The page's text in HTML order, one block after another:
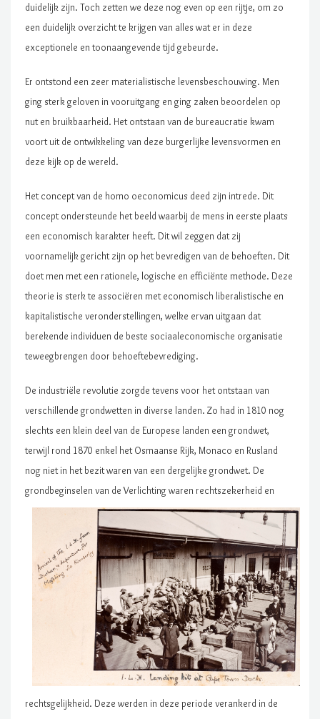
duidelijk zijn. Toch zetten we deze nog even op een rijtje, om zo
een duidelijk overzicht te krijgen van alles wat er in deze
exceptionele en toonaangevende tijd gebeurde.
Er ontstond een zeer materialistische levensbeschouwing. Men
ging sterk geloven in vooruitgang en ging zaken beoordelen op
nut en bruikbaarheid. Het ontstaan van de bureaucratie kwam
voort uit de ontwikkeling van deze burgerlijke levensvormen en
deze kijk op de wereld.
Het concept van de homo oeconomicus deed zijn intrede. Dit
concept ondersteunde het beeld waarbij de mens in eerste plaats
een economisch karakter heeft. Dit wil zeggen dat zij
voornamelijk gericht zijn op het bevredigen van de behoeften. Dit
doet men met een rationele, logische en efficiënte methode. Deze
theorie is sterk te associëren met economisch liberalistische en
kapitalistische veronderstellingen, welke ervan uitgaan dat
berekende individuen de beste sociaaleconomische organisatie
teweegbrengen door behoeftebevrediging.
De industriële revolutie zorgde tevens voor het ontstaan van
verschillende grondwetten in diverse landen. Zo had in 1810 nog
slechts een klein deel van de Europese landen een grondwet,
terwijl rond 1870 enkel het Osmaanse Rijk, Monaco en Rusland
nog niet in het bezit waren van een dergelijke grondwet. De
grondbeginselen van de Verlichting waren rechtszekerheid en
rechtsgelijkheid. Deze werden in deze periode verankerd in de